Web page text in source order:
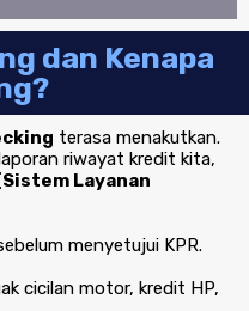
dan Kenapa
terasa menakutkan.
riwayat kredit kita,
Layanan
menyetujui KPR.
cicilan motor, kredit HP,